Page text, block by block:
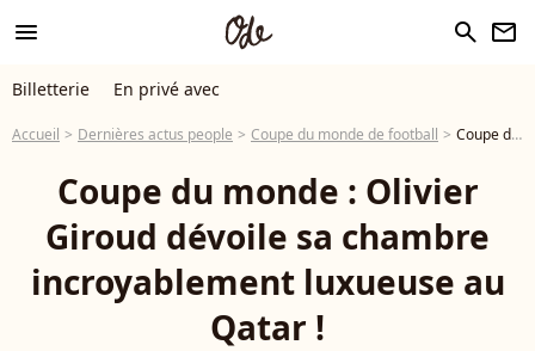
menu search newsletter
Billetterie En privé avec
Accueil Dernières actus people Coupe du monde de football Coupe du monde : Olivier Giroud dévoile sa chambre incroyablement luxueuse au Qatar !
Coupe du monde : Olivier
Giroud dévoile sa chambre
incroyablement luxueuse au
Qatar !